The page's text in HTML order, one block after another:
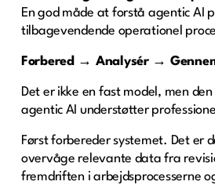
En god måde at forstå agentic AI
tilbagevendende operationel
Forbered → Analysér →
Det er ikke en fast model, men
agentic AI understøtter
Først forbereder systemet. Det er
overvåge relevante data fra
fremdriften i arbejdsprocesserne